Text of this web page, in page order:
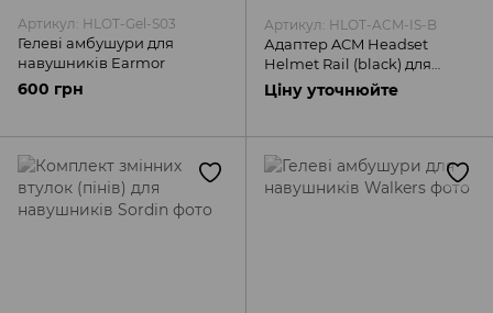
Артикул: HLOT-Gel-S03
Гелеві амбушури для
навушників Earmor
600 грн
Артикул: HLOT-ACM-IS-B
Адаптер ACM Headset
Helmet Rail (black) для
навушників Howard Leight
Impact Sport
Ціну уточнюйте